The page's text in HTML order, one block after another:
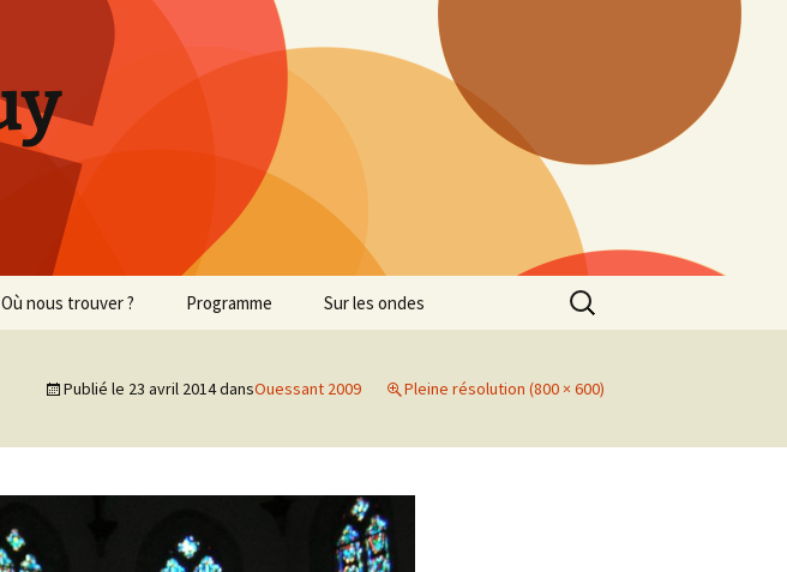
Où nous trouver ? Programme Sur les ondes
Rechercher :
Publié le 23 avril 2014dansOuessant 2009 Pleine résolution (800 × 600)